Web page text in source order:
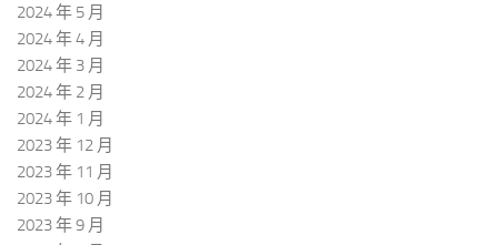
2024 年 5 月
2024 年 4 月
2024 年 3 月
2024 年 2 月
2024 年 1 月
2023 年 12 月
2023 年 11 月
2023 年 10 月
2023 年 9 月